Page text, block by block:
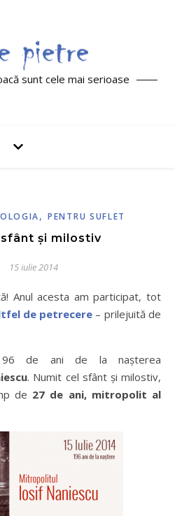
sunt cele mai serioase
,PENTRU SUFLET
și milostiv
15 iulie 2014
Anul acesta am participat, tot
de petrecere – prilejuită de
de ani de la nașterea
. Numit cel sfânt şi milostiv,
de 27 de ani, mitropolit al